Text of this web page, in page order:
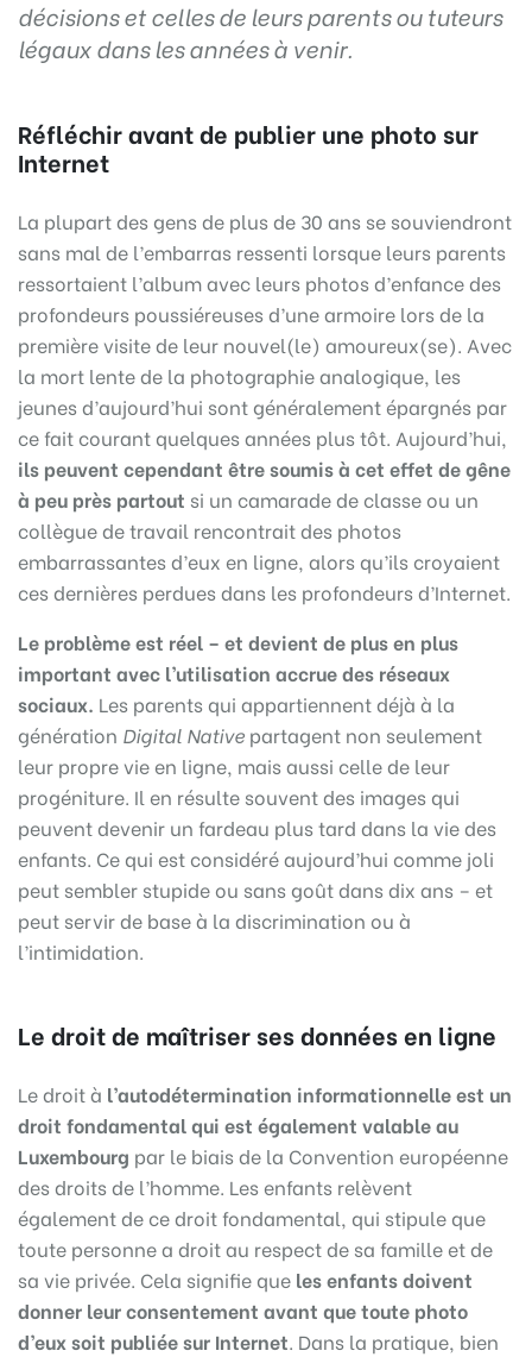
décisions et celles de leurs parents ou tuteurs
légaux dans les années à venir.
Réfléchir avant de publier une photo sur
Internet
La plupart des gens de plus de 30 ans se souviendront
sans mal de l’embarras ressenti lorsque leurs parents
ressortaient l’album avec leurs photos d’enfance des
profondeurs poussiéreuses d’une armoire lors de la
première visite de leur nouvel(le) amoureux(se). Avec
la mort lente de la photographie analogique, les
jeunes d’aujourd’hui sont généralement épargnés par
ce fait courant quelques années plus tôt. Aujourd’hui,
ils peuvent cependant être soumis à cet effet de gêne
à peu près partout si un camarade de classe ou un
collègue de travail rencontrait des photos
embarrassantes d’eux en ligne, alors qu’ils croyaient
ces dernières perdues dans les profondeurs d’Internet.
Le problème est réel – et devient de plus en plus
important avec l’utilisation accrue des réseaux
sociaux. Les parents qui appartiennent déjà à la
génération Digital Native partagent non seulement
leur propre vie en ligne, mais aussi celle de leur
progéniture. Il en résulte souvent des images qui
peuvent devenir un fardeau plus tard dans la vie des
enfants. Ce qui est considéré aujourd’hui comme joli
peut sembler stupide ou sans goût dans dix ans – et
peut servir de base à la discrimination ou à
l’intimidation.
Le droit de maîtriser ses données en ligne
Le droit à l’autodétermination informationnelle est un
droit fondamental qui est également valable au
Luxembourg par le biais de la Convention européenne
des droits de l’homme. Les enfants relèvent
également de ce droit fondamental, qui stipule que
toute personne a droit au respect de sa famille et de
sa vie privée. Cela signifie que les enfants doivent
donner leur consentement avant que toute photo
d’eux soit publiée sur Internet. Dans la pratique, bien